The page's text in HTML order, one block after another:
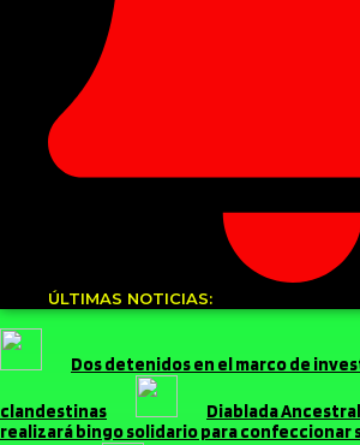
ÚLTIMAS NOTICIAS:
Dos detenidos en el marco de
clandestinas
Diablada
realizará bingo solidario para confeccionar